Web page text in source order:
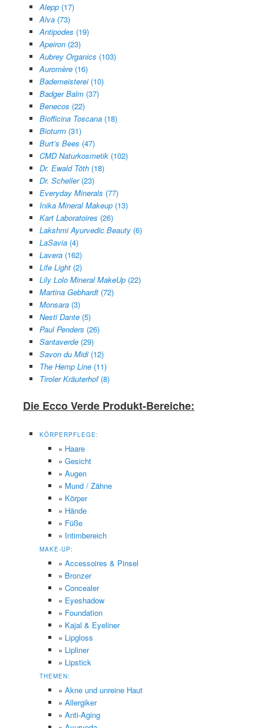
Alepp (17)
Alva (73)
Antipodes (19)
Apeiron (23)
Aubrey Organics (103)
Auromère (16)
Bademeisterei (10)
Badger Balm (37)
Benecos (22)
Biofficina Toscana (18)
Bioturm (31)
Burt’s Bees (47)
CMD Naturkosmetik (102)
Dr. Ewald Töth (18)
Dr. Scheller (23)
Everyday Minerals (77)
Inika Mineral Makeup (13)
Kart Laboratoires (26)
Lakshmi Ayurvedic Beauty (6)
LaSavia (4)
Lavera (162)
Life Light (2)
Lily Lolo Mineral MakeUp (22)
Martina Gebhardt (72)
Monsara (3)
Nesti Dante (5)
Paul Penders (26)
Santaverde (29)
Savon du Midi (12)
The Hemp Line (11)
Tiroler Kräuterhof (8)
Die Ecco Verde Produkt-Bereiche:
KÖRPERPFLEGE:
» Haare
»Gesicht
»Augen
» Mund / Zähne
» Körper
» Hände
» Füße
» Intimbereich
MAKE-UP:
»Accessoires & Pinsel
» Bronzer
»Concealer
» Eyeshadow
» Foundation
» Kajal & Eyeliner
» Lipgloss
» Lipliner
» Lipstick
THEMEN:
»Akne und unreine Haut
»Allergiker
»Anti-Aging